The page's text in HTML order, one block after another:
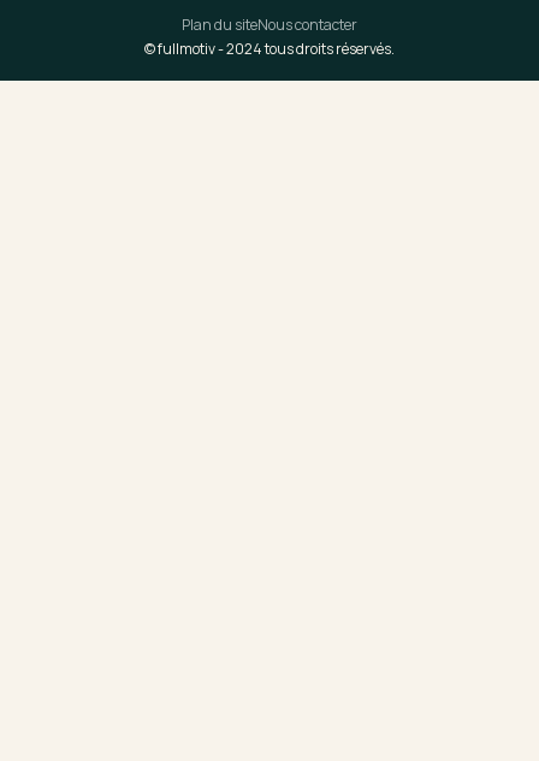
© fullmotiv -2024tous droits réservés.
Plan du siteNous contacter